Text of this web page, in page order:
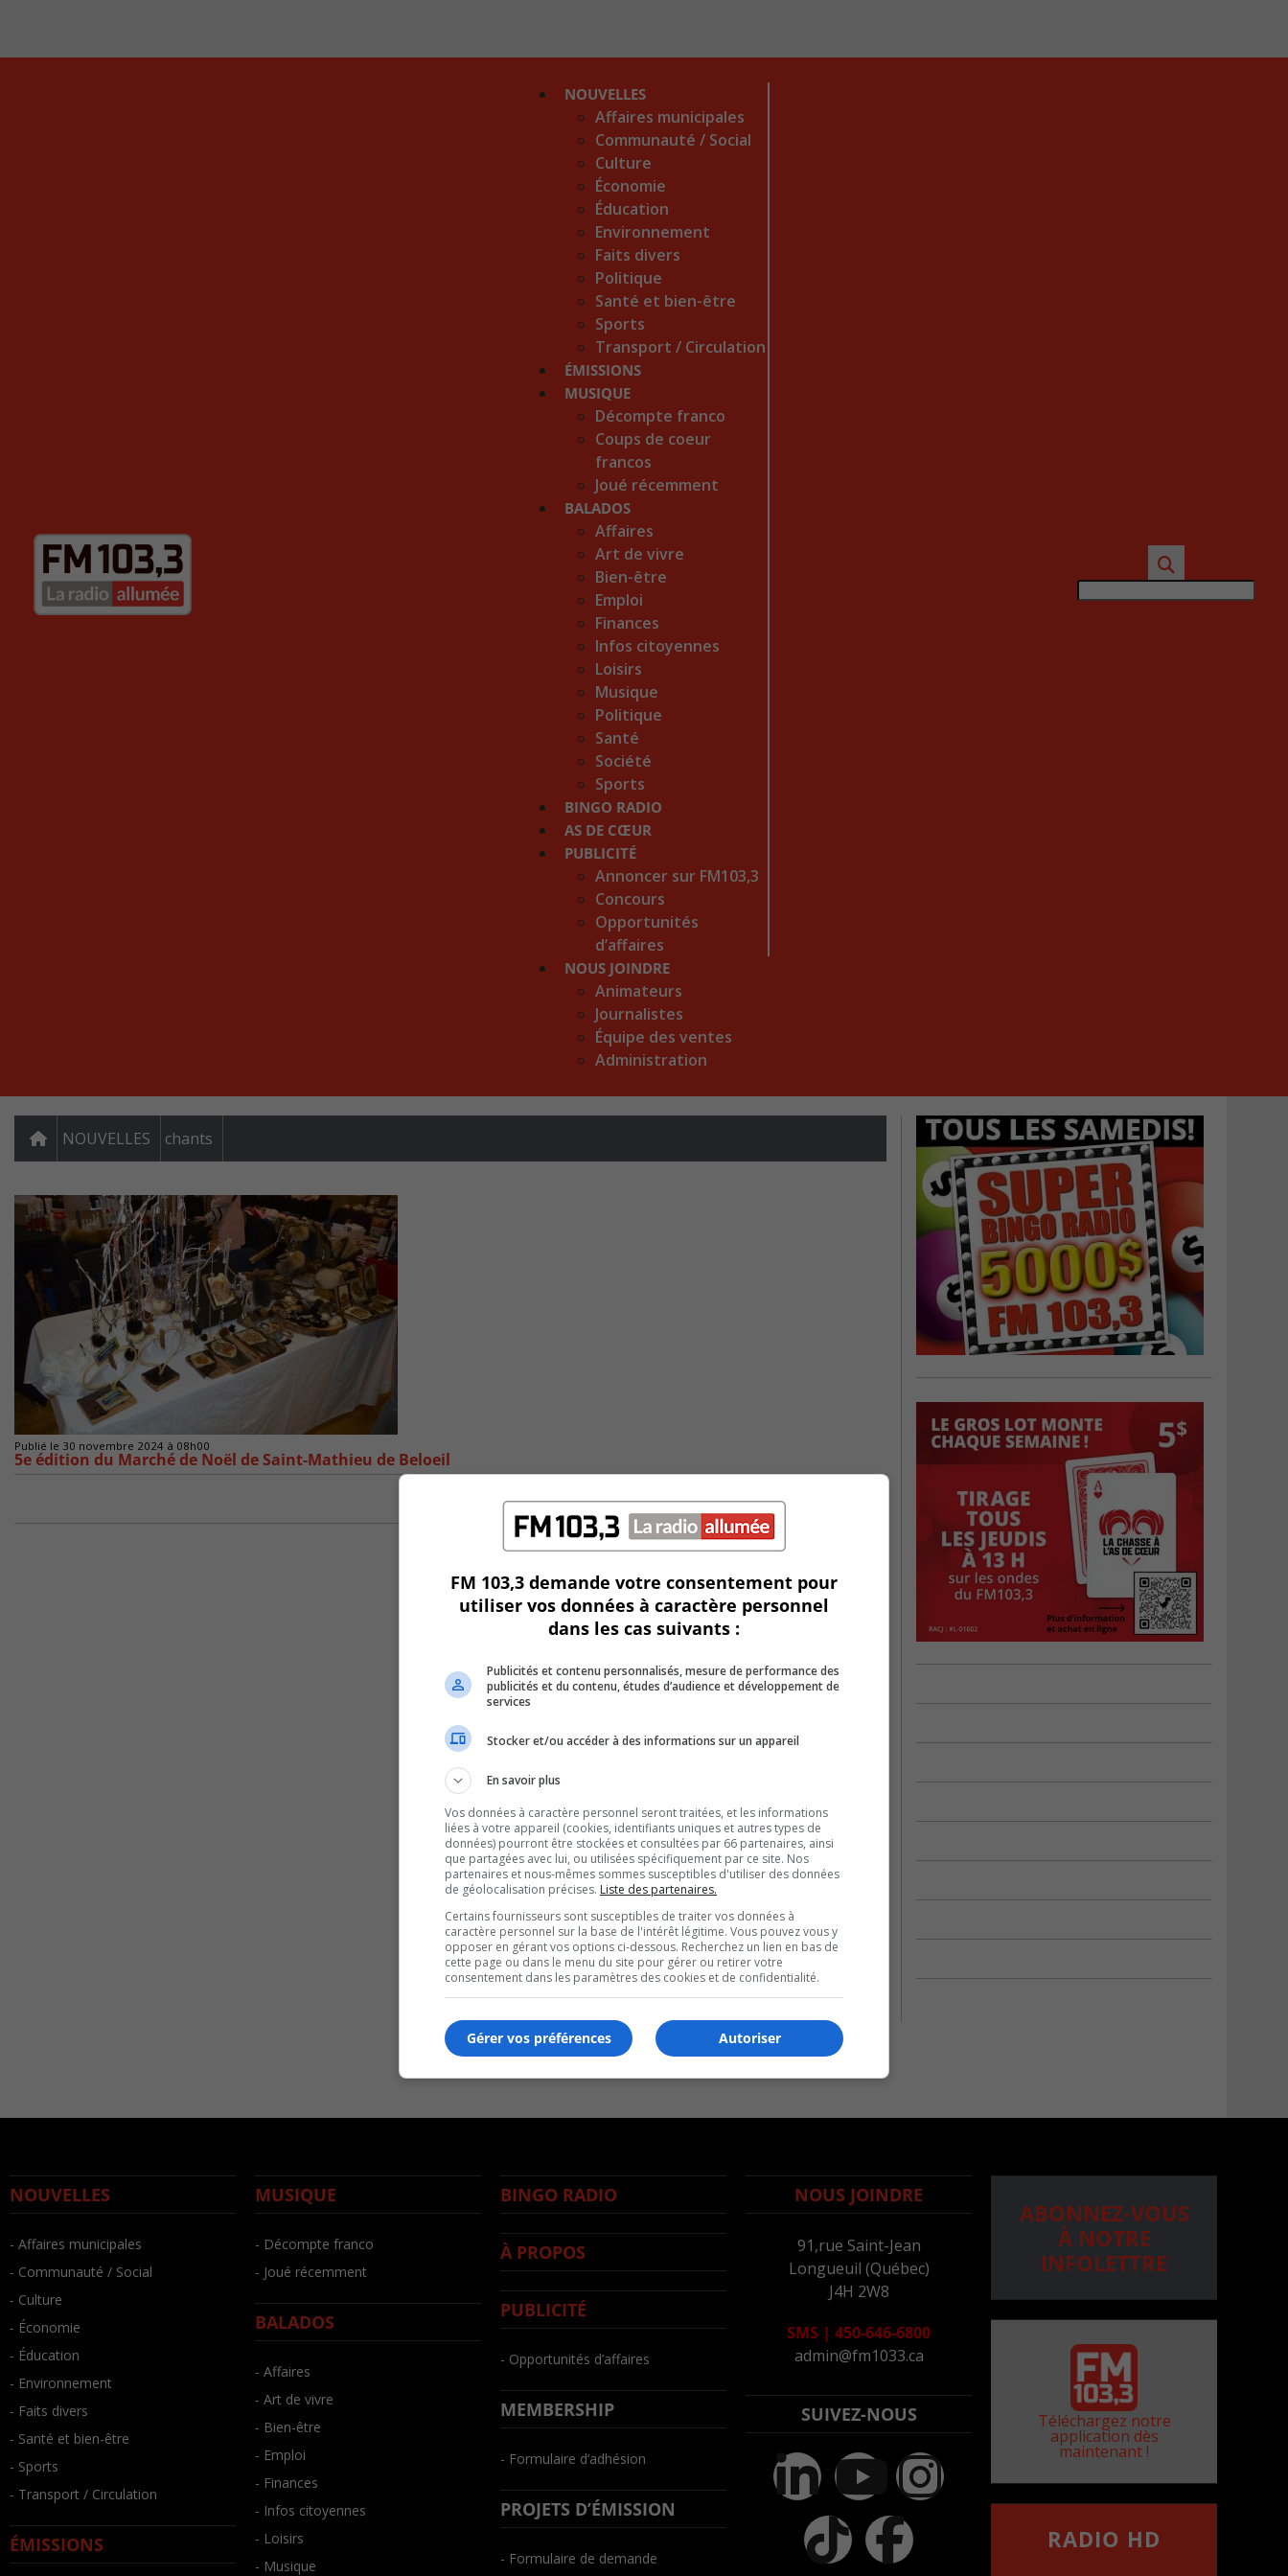
NOUVELLES
Affaires municipales
Communauté / Social
Culture
Économie
Éducation
Environnement
Faits divers
Politique
Santé et bien-être
Sports
Transport / Circulation
ÉMISSIONS
MUSIQUE
Décompte franco
Coups de coeur
francos
Joué récemment
BALADOS
Affaires
Art de vivre
Bien-être
Emploi
Finances
Infos citoyennes
Loisirs
Musique
Politique
Santé
Société
Sports
BINGO RADIO
AS DE CŒUR
PUBLICITÉ
Annoncer sur FM103,3
Concours
Opportunités
d’affaires
NOUS JOINDRE
Animateurs
Journalistes
Équipe des ventes
Administration
NOUVELLES chants
Publié le 30 novembre 2024 à 08h00
5e édition du Marché de Noël de Saint-Mathieu de Beloeil
NOUVELLES
- Affaires municipales
- Communauté / Social
- Culture
- Économie
- Éducation
- Environnement
- Faits divers
- Santé et bien-être
- Sports
- Transport / Circulation
ÉMISSIONS
MUSIQUE
- Décompte franco
- Joué récemment
BALADOS
- Affaires
- Art de vivre
- Bien-être
- Emploi
- Finances
- Infos citoyennes
- Loisirs
- Musique
BINGO RADIO
À PROPOS
PUBLICITÉ
- Opportunités d’affaires
MEMBERSHIP
- Formulaire d’adhésion
PROJETS D’ÉMISSION
- Formulaire de demande
NOUS JOINDRE
91,rue Saint-Jean
Longueuil (Québec)
J4H 2W8
SMS | 450-646-6800
admin@fm1033.ca
SUIVEZ-NOUS
ABONNEZ-VOUS
À NOTRE
INFOLETTRE
Téléchargez notre
application dès
maintenant !
RADIO HD
FM 103,3 demande votre consentement pour
utiliser vos données à caractère personnel
dans les cas suivants :
Publicités et contenu personnalisés, mesure de performance des
publicités et du contenu, études d’audience et développement de
services
Stocker et/ou accéder à des informations sur un appareil
En savoir plus
Vos données à caractère personnel seront traitées, et les informations
liées à votre appareil (cookies, identifiants uniques et autres types de
données) pourront être stockées et consultées par 66 partenaires, ainsi
que partagées avec lui, ou utilisées spécifiquement par ce site. Nos
partenaires et nous-mêmes sommes susceptibles d'utiliser des données
de géolocalisation précises. Liste des partenaires.
Certains fournisseurs sont susceptibles de traiter vos données à
caractère personnel sur la base de l'intérêt légitime. Vous pouvez vous y
opposer en gérant vos options ci-dessous. Recherchez un lien en bas de
cette page ou dans le menu du site pour gérer ou retirer votre
consentement dans les paramètres des cookies et de confidentialité.
Autoriser
Gérer vos préférences